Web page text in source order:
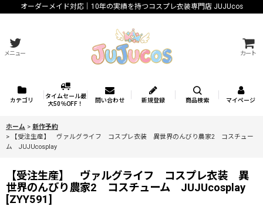
オーダーメイド対応｜10年の実績を持つコスプレ衣装専門店 JUJUcos
メニュー カート
カテゴリ
タイムセール最
大50％OFF！
問い合わせ 新規登録 商品検索 マイページ
ホーム > 新作予約
>
【受注生産】 ヴァルグライフ コスプレ衣装 異世界のんびり農家2 コスチュー
ム JUJUcosplay
【受注生産】 ヴァルグライフ コスプレ衣装 異
世界のんびり農家2 コスチューム JUJUcosplay
[ZYY591]